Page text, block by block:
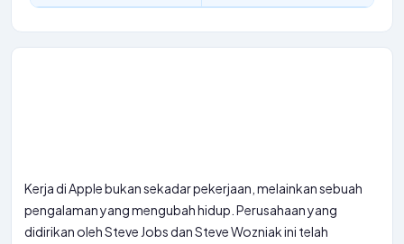
Kerja di Apple bukan sekadar pekerjaan, melainkan sebuah
pengalaman yang mengubah hidup. Perusahaan yang
didirikan oleh Steve Jobs dan Steve Wozniak ini telah